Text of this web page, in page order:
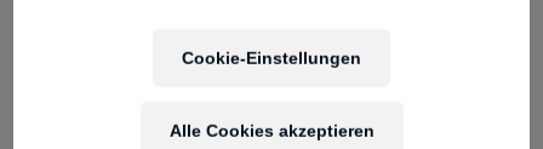
Cookie-Einstellungen
Alle Cookies akzeptieren